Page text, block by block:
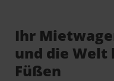
Ihr
und die Welt
Füßen